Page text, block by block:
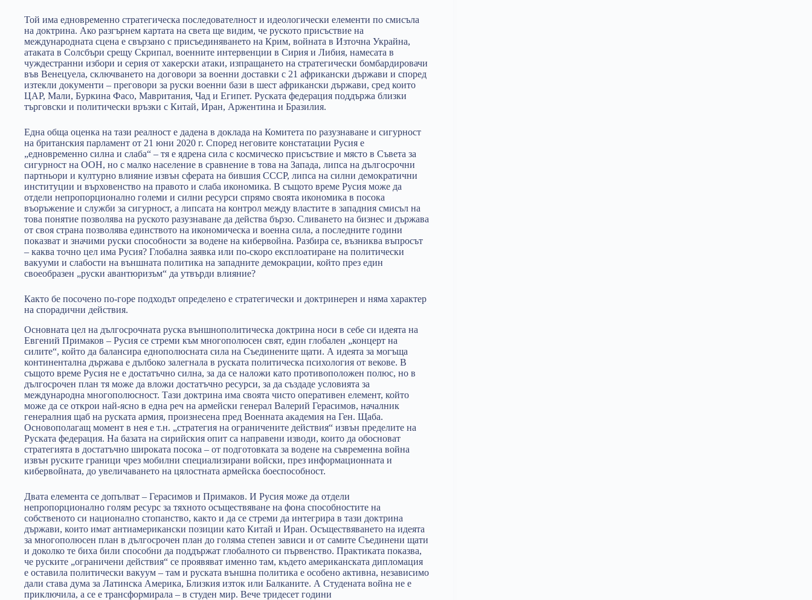
Той има едновременно стратегическа последователност и идеологически елементи по смисъла
на доктрина. Ако разгърнем картата на света ще видим, че руското присъствие на
международната сцена е свързано с присъединяването на Крим, войната в Източна Украйна,
атаката в Солсбъри срещу Скрипал, военните интервенции в Сирия и Либия, намесата в
чуждестранни избори и серия от хакерски атаки, изпращането на стратегически бомбардировачи
във Венецуела, сключването на договори за военни доставки с 21 африкански държави и според
изтекли документи – преговори за руски военни бази в шест африкански държави, сред които
ЦАР, Мали, Буркина Фасо, Мавритания, Чад и Египет. Руската федерация поддържа близки
търговски и политически връзки с Китай, Иран, Аржентина и Бразилия.
Една обща оценка на тази реалност е дадена в доклада на Комитета по разузнаване и сигурност
на британския парламент от 21 юни 2020 г. Според неговите констатации Русия е
„едновременно силна и слаба“ – тя е ядрена сила с космическо присъствие и място в Съвета за
сигурност на ООН, но с малко население в сравнение в това на Запада, липса на дългосрочни
партньори и културно влияние извън сферата на бившия СССР, липса на силни демократични
институции и върховенство на правото и слаба икономика. В същото време Русия може да
отдели непропорционално големи и силни ресурси спрямо своята икономика в посока
въоръжение и служби за сигурност, а липсата на контрол между властите в западния смисъл на
това понятие позволява на руското разузнаване да действа бързо. Сливането на бизнес и държава
от своя страна позволява единството на икономическа и военна сила, а последните години
показват и значими руски способности за водене на кибервойна. Разбира се, възниква въпросът
– каква точно цел има Русия? Глобална заявка или по-скоро експлоатиране на политически
вакууми и слабости на външната политика на западните демокрации, който през един
своеобразен „руски авантюризъм“ да утвърди влияние?
Както бе посочено по-горе подходът определено е стратегически и доктринерен и няма характер
на спорадични действия.
Основната цел на дългосрочната руска външнополитическа доктрина носи в себе си идеята на
Евгений Примаков – Русия се стреми към многополюсен свят, един глобален „концерт на
силите“, който да балансира еднополюсната сила на Съединените щати. А идеята за могъща
континентална държава е дълбоко залегнала в руската политическа психология от векове. В
същото време Русия не е достатъчно силна, за да се наложи като противоположен полюс, но в
дългосрочен план тя може да вложи достатъчно ресурси, за да създаде условията за
международна многополюсност. Тази доктрина има своята чисто оперативен елемент, който
може да се открои най-ясно в една реч на армейски генерал Валерий Герасимов, началник
генералния щаб на руската армия, произнесена пред Военната академия на Ген. Щаба.
Основополагащ момент в нея е т.н. „стратегия на ограничените действия“ извън пределите на
Руската федерация. На базата на сирийския опит са направени изводи, които да обосноват
стратегията в достатъчно широката посока – от подготовката за водене на съвременна война
извън руските граници чрез мобилни специализирани войски, през информационната и
кибервойната, до увеличаването на цялостната армейска боеспособност.
Двата елемента се допълват – Герасимов и Примаков. И Русия може да отдели
непропорционално голям ресурс за тяхното осъществяване на фона способностите на
собственото си национално стопанство, както и да се стреми да интегрира в тази доктрина
държави, които имат антиамерикански позиции като Китай и Иран. Осъществяването на идеята
за многополюсен план в дългосрочен план до голяма степен зависи и от самите Съединени щати
и доколко те биха били способни да поддържат глобалното си първенство. Практиката показва,
че руските „ограничени действия“ се проявяват именно там, където американската дипломация
е оставила политически вакуум – там и руската външна политика е особено активна, независимо
дали става дума за Латинска Америка, Близкия изток или Балканите. А Студената война не е
приключила, а се е трансформирала – в студен мир. Вече тридесет години